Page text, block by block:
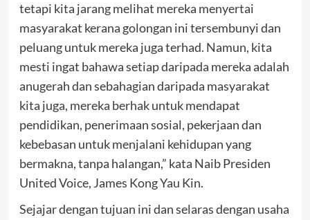
tetapi kita jarang melihat mereka menyertai
masyarakat kerana golongan ini tersembunyi dan
peluang untuk mereka juga terhad. Namun, kita
mesti ingat bahawa setiap daripada mereka adalah
anugerah dan sebahagian daripada masyarakat
kita juga, mereka berhak untuk mendapat
pendidikan, penerimaan sosial, pekerjaan dan
kebebasan untuk menjalani kehidupan yang
bermakna, tanpa halangan,” kata Naib Presiden
United Voice, James Kong Yau Kin.
Sejajar dengan tujuan ini dan selaras dengan usaha